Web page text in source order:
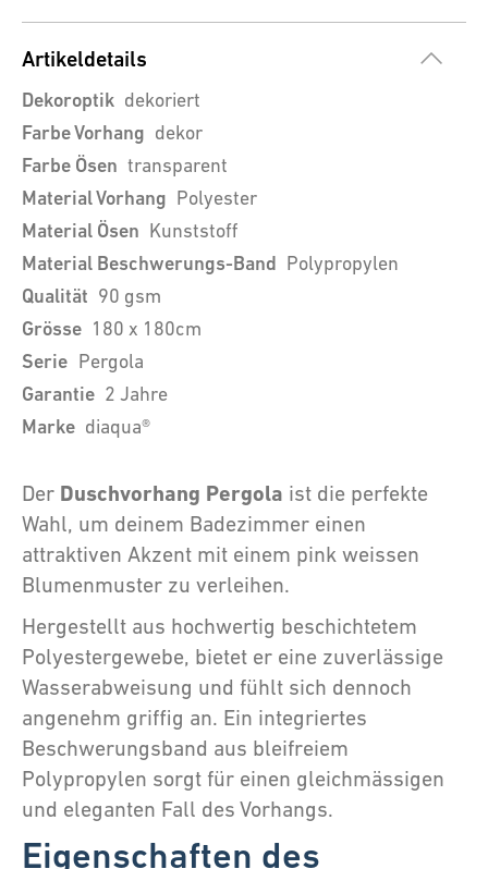
Artikeldetails
Dekoroptik dekoriert
Farbe Vorhang dekor
Farbe Ösen transparent
Material Vorhang Polyester
Material Ösen Kunststoff
Material Beschwerungs-Band Polypropylen
Qualität 90 gsm
Grösse 180 x 180cm
Serie Pergola
Garantie 2 Jahre
Marke diaqua®
Der Duschvorhang Pergola ist die perfekte
Wahl, um deinem Badezimmer einen
attraktiven Akzent mit einem pink weissen
Blumenmuster zu verleihen.
Hergestellt aus hochwertig beschichtetem
Polyestergewebe, bietet er eine zuverlässige
Wasserabweisung und fühlt sich dennoch
angenehm griffig an. Ein integriertes
Beschwerungsband aus bleifreiem
Polypropylen sorgt für einen gleichmässigen
und eleganten Fall des Vorhangs.
Eigenschaften des